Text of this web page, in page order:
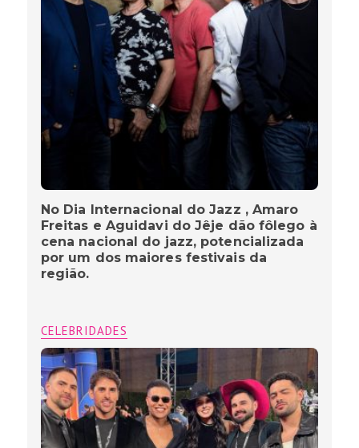
No Dia Internacional do Jazz , Amaro
Freitas e Aguidavi do Jêje dão fôlego à
cena nacional do jazz, potencializada
por um dos maiores festivais da
região.
CELEBRIDADES